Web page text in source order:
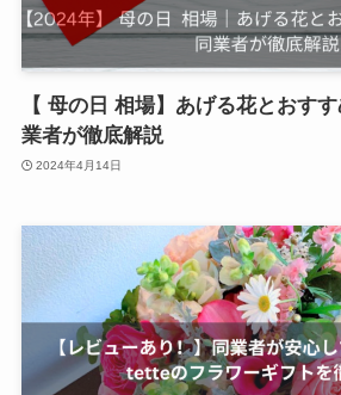
【 母の日 相場】あげる花とおす
業者が徹底解説
2024年4月14日